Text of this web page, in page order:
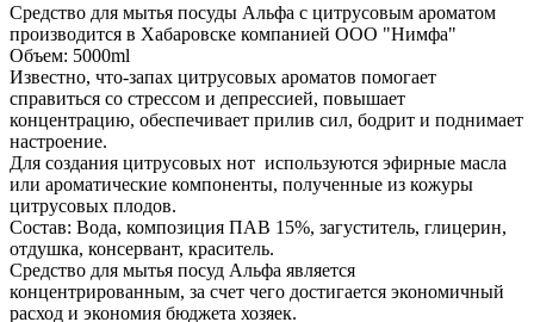
Средство для мытья посуды Альфа с цитрусовым ароматом
производится в Хабаровске компанией ООО "Нимфа"
Объем: 5000ml
Известно, что-запах цитрусовых ароматов помогает
справиться со стрессом и депрессией, повышает
концентрацию, обеспечивает прилив сил, бодрит и поднимает
настроение.
Для создания цитрусовых нот используются эфирные масла
или ароматические компоненты, полученные из кожуры
цитрусовых плодов.
Состав: Вода, композиция ПАВ 15%, загуститель, глицерин,
отдушка, консервант, краситель.
Средство для мытья посуд Альфа является
концентрированным, за счет чего достигается экономичный
расход и экономия бюджета хозяек.